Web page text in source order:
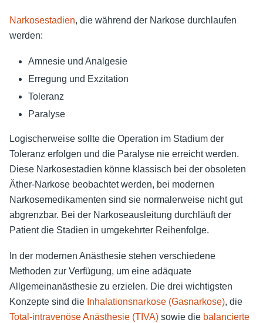
Narkosestadien, die während der Narkose durchlaufen
werden:
Amnesie und Analgesie
Erregung und Exzitation
Toleranz
Paralyse
Logischerweise sollte die Operation im Stadium der
Toleranz erfolgen und die Paralyse nie erreicht werden.
Diese Narkosestadien könne klassisch bei der obsoleten
Äther-Narkose beobachtet werden, bei modernen
Narkosemedikamenten sind sie normalerweise nicht gut
abgrenzbar. Bei der Narkoseausleitung durchläuft der
Patient die Stadien in umgekehrter Reihenfolge.
In der modernen Anästhesie stehen verschiedene
Methoden zur Verfügung, um eine adäquate
Allgemeinanästhesie zu erzielen. Die drei wichtigsten
Konzepte sind die Inhalationsnarkose (Gasnarkose), die
Total-intravenöse Anästhesie (TIVA) sowie die balancierte